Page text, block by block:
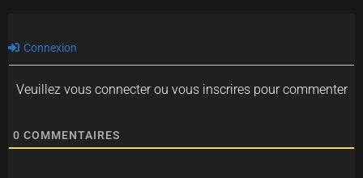
Connexion
Veuillez vous connecter ou vous inscrires pour commenter
0 COMMENTAIRES